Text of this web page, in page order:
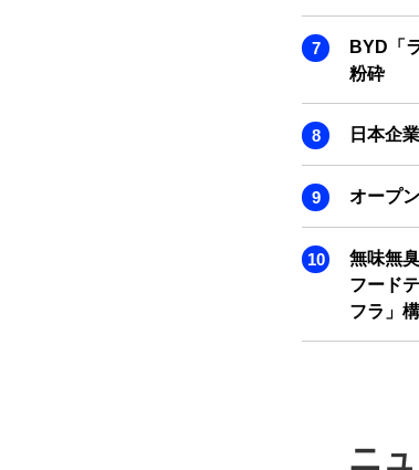
BYD「
粉砕
日本企
オープ
無味無
フード
フラ」
ニ